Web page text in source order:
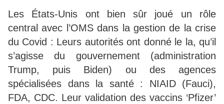
Les États-Unis ont bien sûr joué un rôle
central avec l’OMS dans la gestion de la crise
du Covid : Leurs autorités ont donné le la, qu’il
s’agisse du gouvernement (administration
Trump, puis Biden) ou des agences
spécialisées dans la santé : NIAID (Fauci),
FDA, CDC. Leur validation des vaccins ‘Pfizer’